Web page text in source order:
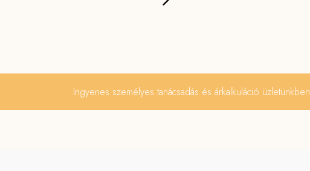
Ingyenes személyes tanácsadás és árkalkuláció üzletünkben